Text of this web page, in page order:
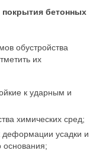
бетонных
обустройства
их
к ударным и
химических сред;
деформации усадки и
основания;